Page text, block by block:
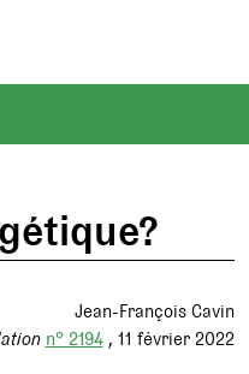
Jean-François Cavin
n° 2194 11 février 2022